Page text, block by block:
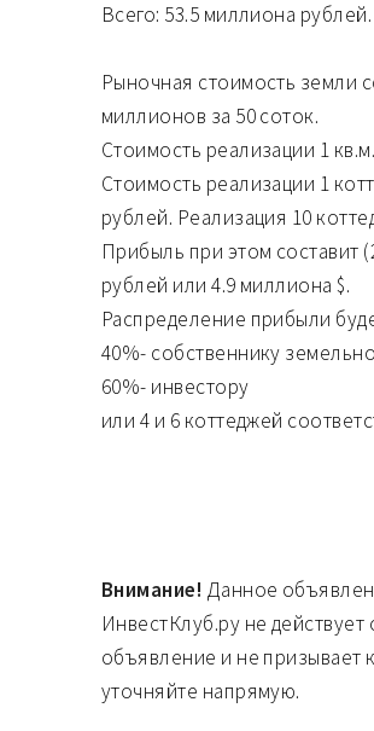
Всего: 53.5 миллиона рублей.
Рыночная стоимость земли
миллионов за 50 соток.
Стоимость реализации 1
Стоимость реализации 1
рублей. Реализация 10
Прибыль при этом составит
рублей или 4.9 миллиона $.
Распределение прибыли
40%- собственнику
60%- инвестору
или 4 и 6 коттеджей
Внимание! Данное
ИнвестКлуб.ру не
объявление и не призывает
уточняйте напрямую.